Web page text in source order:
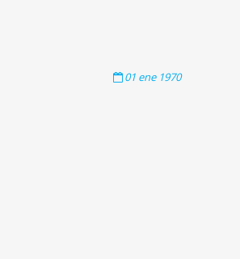
01 ene1970